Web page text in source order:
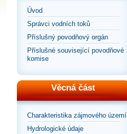
Úvod
Správci vodních toků
Příslušný povodňový orgán
Příslušné související povodňové
komise
Věcná část
Charakteristika zájmového území
Hydrologické údaje